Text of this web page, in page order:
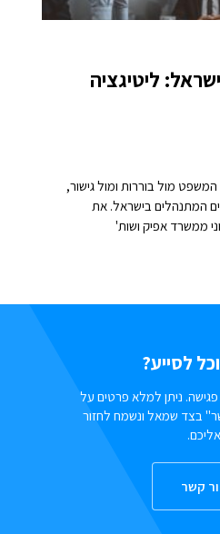
ליטיגציה
מול בוררות ומול גישור,
המתנהלים בישראל. את
ממשרד אפיק ושות'
לסייע?
ניתן למלא פרטים על
בצד שמאל ונשמח לחזור
אליכם.
קשר